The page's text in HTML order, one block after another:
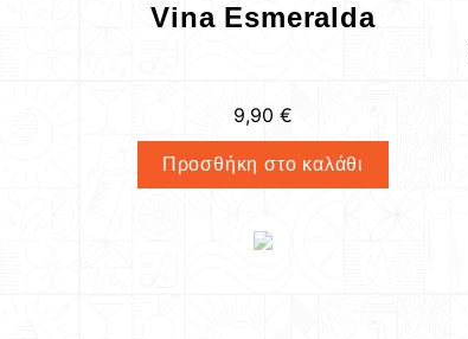
Vina Esmeralda
9,90 €
Προσθήκη στο καλάθι